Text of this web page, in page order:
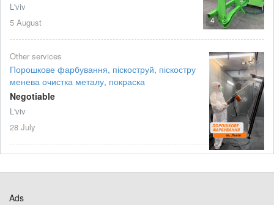
4
L'viv
5 August
Other services
Порошкове фарбування, піскоструй, піскостру
менева очистка металу, покраска
Negotiable
L'viv
28 July
Ads